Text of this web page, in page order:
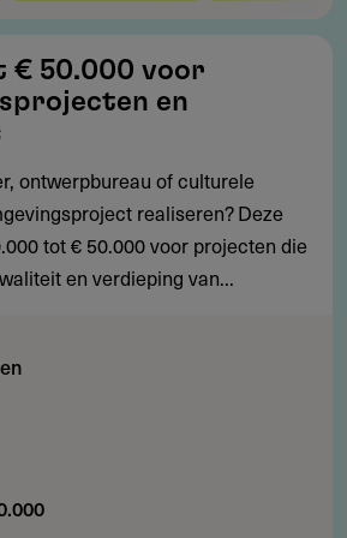
€ 50.000 voor
en
ontwerpbureau of culturele
realiseren? Deze
tot € 50.000 voor projecten die
en verdieping van...